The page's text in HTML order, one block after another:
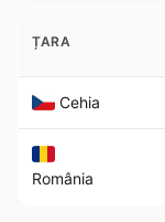
ȚARA
Cehia
România